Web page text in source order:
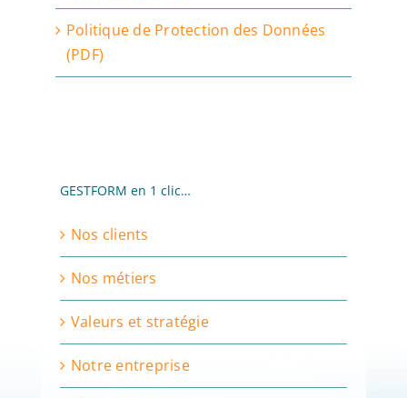
Politique de Protection des Données
(PDF)
GESTFORM en 1 clic…
Nos clients
Nos métiers
Valeurs et stratégie
Notre entreprise